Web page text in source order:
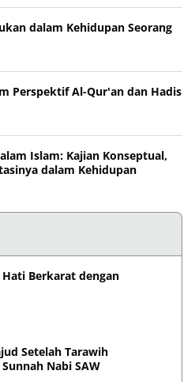
dalam Kehidupan Seorang
Perspektif Al-Qur'an dan Hadis
Islam: Kajian Konseptual,
dalam Kehidupan
Berkarat dengan
Setelah Tarawih
Nabi SAW